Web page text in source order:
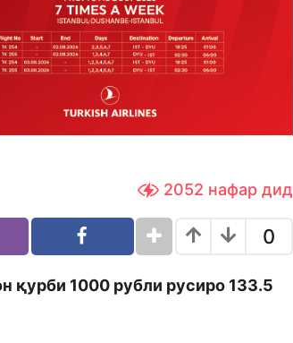
2052 нафар дид
0
қурби 1000 рубли русиро 133.5